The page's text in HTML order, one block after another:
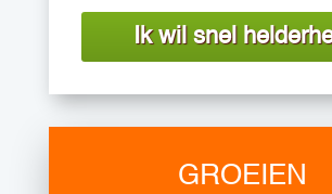
Ik wil snel
GROEIEN